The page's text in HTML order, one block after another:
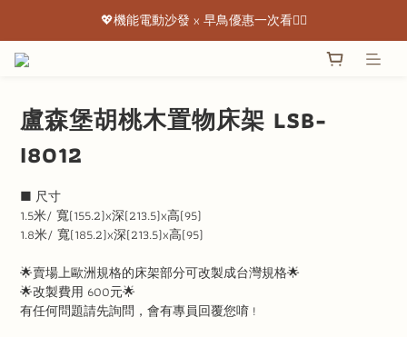
💖機能電動沙發 x 早鳥優惠一次看👇🏻
💖機能電動沙發 x 早鳥優惠一次看👇🏻
盧森堡胡桃木置物床架 LSB-
I8012
■ 尺寸
1.5米/ 寬(155.2)x深(213.5)x高(95)
1.8米/ 寬(185.2)x深(213.5)x高(95)
🌟賣場上歐洲規格的床架部分可改製成台灣規格🌟
🌟改製費用 600元🌟
有任何問題請先詢問，會有專員回覆您唷 !